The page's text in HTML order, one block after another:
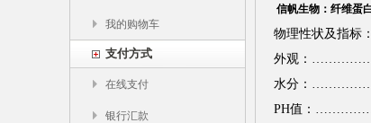
我的购物车
支付方式
在线支付
银行汇款
信帆生物：纤维蛋
物理性状及指标：
外观：
水分：
PH值：